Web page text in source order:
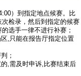
）到指定地点候赛。比
检录，然后到指定的候赛
选手一律不进行补赛；
,只能在报告厅指定位置
；
,需及时申诉,比赛结束后